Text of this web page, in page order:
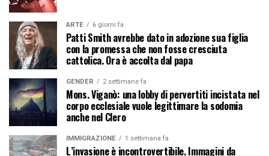
ARTE 6 giorni fa
Patti Smith avrebbe dato in adozione sua figlia
con la promessa che non fosse cresciuta
cattolica. Ora è accolta dal papa
GENDER 2 settimane fa
Mons. Viganò: una lobby di pervertiti incistata nel
corpo ecclesiale vuole legittimare la sodomia
anche nel Clero
IMMIGRAZIONE 1 settimana fa
L’invasione è incontrovertibile. Immagini da